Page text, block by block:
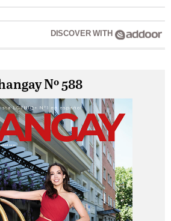
DISCOVER WITH
Nº 588